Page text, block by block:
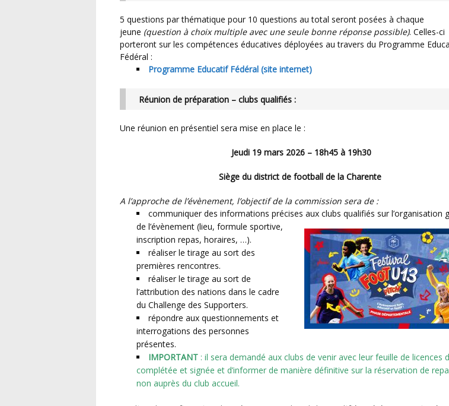
5 questions par thématique pour 10 questions au total seront posées à chaque
jeune (question à choix multiple avec une seule bonne réponse possible). Celles-ci
porteront sur les compétences éducatives déployées au travers du Programme
Fédéral :
Programme Educatif Fédéral (site internet)
Réunion de préparation – clubs qualifiés :
Une réunion en présentiel sera mise en place le :
Jeudi 19 mars 2026 – 18h45 à 19h30
siège du district de football de la Charente
A l’approche de l’évènement, l’objectif de la commission sera de :
communiquer des informations précises aux clubs qualifiés sur l’organisation
de l’évènement (lieu, formule sportive,
inscription repas, horaires, …).
réaliser le tirage au sort des
premières rencontres.
réaliser le tirage au sort de
l’attribution des nations dans le cadre
du Challenge des Supporters.
répondre aux questionnements et
interrogations des personnes
présentes.
IMPORTANT : il sera demandé aux clubs de venir avec leur feuille de licences
complétée et signée et d’informer de manière définitive sur la réservation de
non auprès du club accueil.